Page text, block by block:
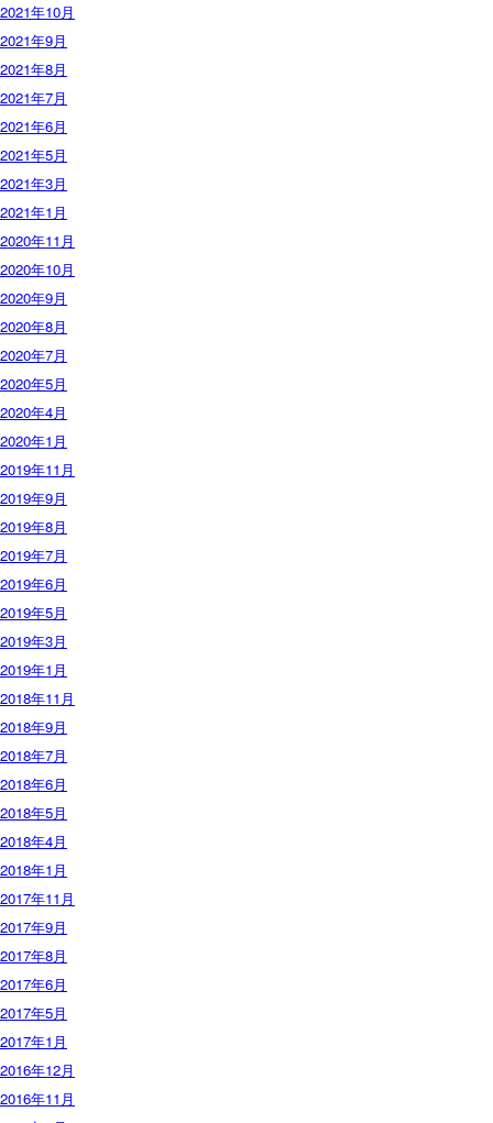
2021年10月
2021年9月
2021年8月
2021年7月
2021年6月
2021年5月
2021年3月
2021年1月
2020年11月
2020年10月
2020年9月
2020年8月
2020年7月
2020年5月
2020年4月
2020年1月
2019年11月
2019年9月
2019年8月
2019年7月
2019年6月
2019年5月
2019年3月
2019年1月
2018年11月
2018年9月
2018年7月
2018年6月
2018年5月
2018年4月
2018年1月
2017年11月
2017年9月
2017年8月
2017年6月
2017年5月
2017年1月
2016年12月
2016年11月